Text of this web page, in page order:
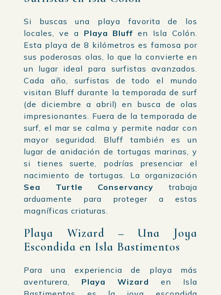
Si buscas una playa favorita de los
locales, ve a Playa Bluff en Isla Colón.
Esta playa de 8 kilómetros es famosa por
sus poderosas olas, lo que la convierte en
un lugar ideal para surfistas avanzados.
Cada año, surfistas de todo el mundo
visitan Bluff durante la temporada de surf
(de diciembre a abril) en busca de olas
impresionantes. Fuera de la temporada de
surf, el mar se calma y permite nadar con
mayor seguridad. Bluff también es un
lugar de anidación de tortugas marinas, y
si tienes suerte, podrías presenciar el
nacimiento de tortugas. La organización
Sea Turtle Conservancy trabaja
arduamente para proteger a estas
magníficas criaturas.
Playa Wizard – Una Joya
Escondida en Isla Bastimentos
Para una experiencia de playa más
aventurera, Playa Wizard
en Isla